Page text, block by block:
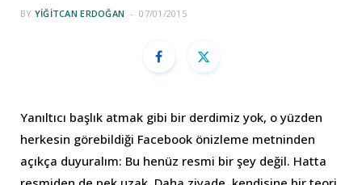
BY YIĞITCAN ERDOĞAN 07/01/2015
Yanıltıcı başlık atmak gibi bir derdimiz yok, o yüzden
herkesin görebildiği Facebook önizleme metninden
açıkça duyuralım: Bu henüz resmi bir şey değil. Hatta